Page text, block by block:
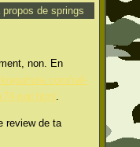
de springs
non. En
rail-
noir.html .
review de ta